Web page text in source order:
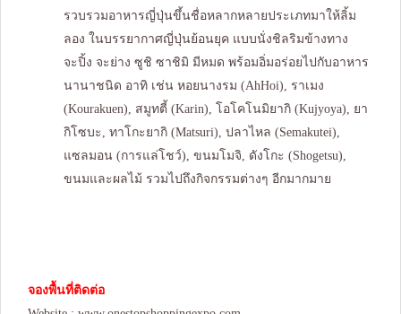
รวบรวมอาหารญี่ปุ่นขึ้นชื่อหลากหลายประเภทมาให้ลิ้ม
ลอง ในบรรยากาศญี่ปุ่นย้อนยุค แบบนั่งชิลริมข้างทาง
จะปิ้ง จะย่าง ซูชิ ซาชิมิ มีหมด พร้อมอิ่มอร่อยไปกับอาหาร
นานาชนิด อาทิ เช่น หอยนางรม (AhHoi), ราเมง
(Kourakuen), สมูทตี้ (Karin), โอโคโนมิยากิ (Kujyoya), ยา
กิโซบะ, ทาโกะยากิ (Matsuri), ปลาไหล (Semakutei),
แซลมอน (การแล่โชว์), ขนมโมจิ, ดังโกะ (Shogetsu),
ขนมและผลไม้ รวมไปถึงกิจกรรมต่างๆ อีกมากมาย
จองพื้นที่ติดต่อ